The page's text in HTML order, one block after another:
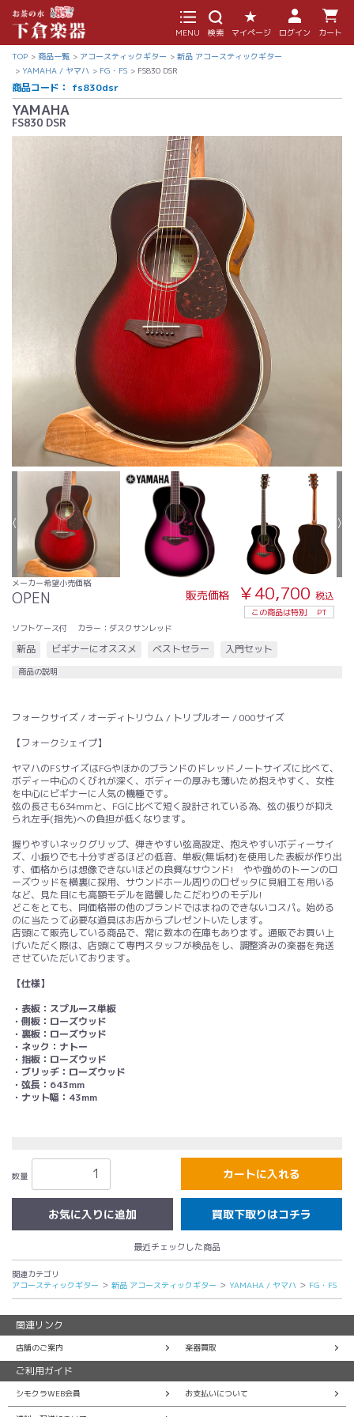
MENU 検索 マイページ ログイン カート
TOP 商品一覧 アコースティックギター
新品 アコースティックギター
YAMAHA / ヤマハ
FG・FS FS830 DSR
商品コード： fs830dsr
YAMAHA
FS830 DSR
メーカー希望小売価格
OPEN 販売価格 ￥40,700 税込
この商品は特別
PT
ソフトケース付
カラー：ダスクサンレッド
新品 ビギナーにオススメ ベストセラー 入門セット
商品の説明
フォークサイズ / オーディトリウム / トリプルオー / 000サイズ
【フォークシェイプ】
ヤマハのFSサイズはFGやほかのブランドのドレッドノートサイズに比べて、
ボディー中心のくびれが深く、ボディーの厚みも薄いため抱えやすく、女性
を中心にビギナーに人気の機種です。
弦の長さも634mmと、FGに比べて短く設計されている為、弦の張りが抑え
られ左手(指先)への負担が低くなります。
握りやすいネックグリップ、弾きやすい弦高設定、抱えやすいボディーサイ
ズ、小振りでも十分すぎるほどの低音、単板(無垢材)を使用した表板が作り出
す、価格からは想像できないほどの良質なサウンド! やや強めのトーンのロ
ーズウッドを横裏に採用、サウンドホール周りのロゼッタに貝細工を用いる
など、見た目にも高額モデルを踏襲したこだわりのモデル!
どこをとても、同価格帯の他のブランドではまねのできないコスパ。始める
のに当たって必要な道具はお店からプレゼントいたします。
店頭にて販売している商品で、常に数本の在庫もあります。通販でお買い上
げいただく際は、店頭にて専門スタッフが検品をし、調整済みの楽器を発送
させていただいております。
【仕様】
・表板：スプルース単板
・側板：ローズウッド
・裏板：ローズウッド
・ネック：ナトー
・指板：ローズウッド
・ブリッヂ：ローズウッド
・弦長：643mm
・ナット幅：43mm
数量 カートに入れる
買取下取りはコチラ
最近チェックした商品
関連カテゴリ
アコースティックギター ＞ 新品 アコースティックギター ＞ YAMAHA / ヤマハ ＞ FG・FS
関連リンク
店舗のご案内 楽器買取
ご利用ガイド
シモクラWEB会員 お支払いについて